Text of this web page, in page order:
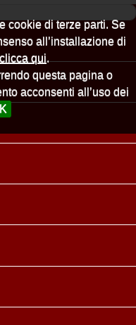
cookie di terze parti. Se
all’installazione di
clicca qui.
questa pagina o
acconsenti all’uso dei